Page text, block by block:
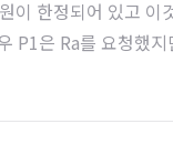
한정되어 있고 이
P1은 Ra를 요청했